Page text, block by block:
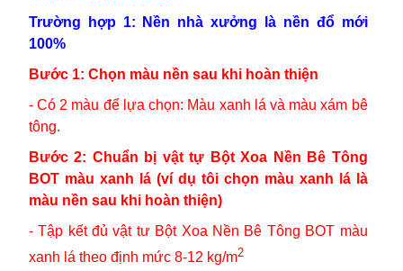
Trường hợp 1: Nền nhà xưởng là nền đổ mới
100%
Bước 1: Chọn màu nền sau khi hoàn thiện
- Có 2 màu để lựa chọn: Màu xanh lá và màu xám bê
tông.
Bước 2: Chuẩn bị vật tự Bột Xoa Nền Bê Tông
BOT màu xanh lá (ví dụ tôi chọn màu xanh lá là
màu nền sau khi hoàn thiện)
- Tập kết đủ vật tư Bột Xoa Nền Bê Tông BOT màu
xanh lá theo định mức 8-12 kg/m2